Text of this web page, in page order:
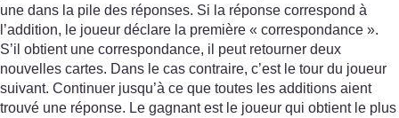
une dans la pile des réponses. Si la réponse correspond à
l’addition, le joueur déclare la première « correspondance ».
S’il obtient une correspondance, il peut retourner deux
nouvelles cartes. Dans le cas contraire, c’est le tour du joueur
suivant. Continuer jusqu’à ce que toutes les additions aient
trouvé une réponse. Le gagnant est le joueur qui obtient le plus